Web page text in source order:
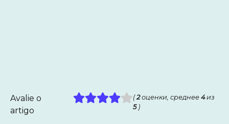
Avalie o
artigo
(2оценки, среднее 4из
5)